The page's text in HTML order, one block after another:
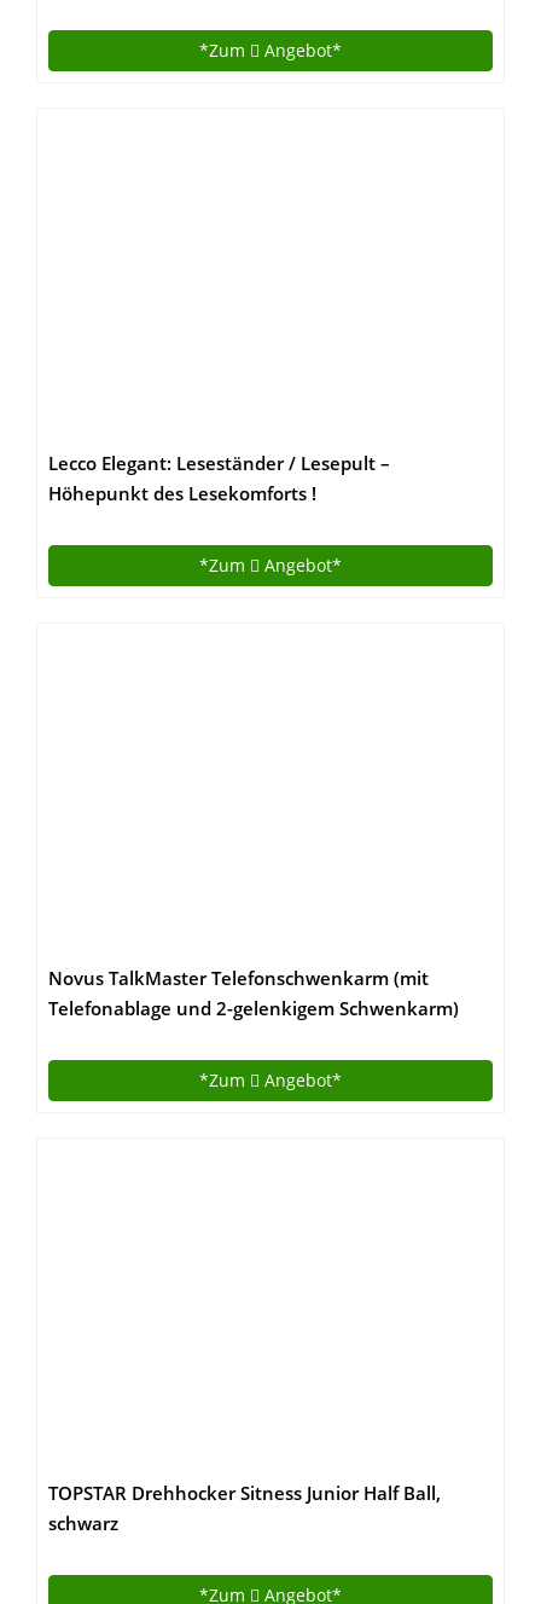
Gesundes Arbeiten| 3 Jahre Herstellergarantie |
Modell: EI-01
*Zum Angebot*
Lecco Elegant: Leseständer / Lesepult –
Höhepunkt des Lesekomforts !
*Zum Angebot*
Novus TalkMaster Telefonschwenkarm (mit
Telefonablage und 2-gelenkigem Schwenkarm)
*Zum Angebot*
TOPSTAR Drehhocker Sitness Junior Half Ball,
schwarz
*Zum Angebot*